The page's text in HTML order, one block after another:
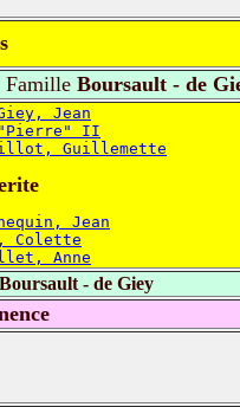
Famille Boursault - de
Jean
II
Guillemette
Jean
Colette
Anne
Boursault - de Giey